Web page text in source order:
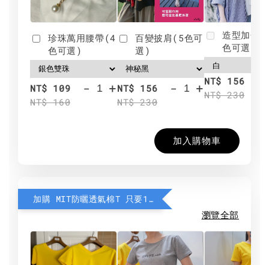
珍珠萬用腰帶(4
色可選)
NT$ 109
NT$ 160
- +
百變披肩(5色可
選)
NT$ 156
NT$ 230
- +
造型加分
色可選)
NT$ 156
NT$ 230
加入購物車
加購 MIT防曬透氣棉T 只要190元
瀏覽全部